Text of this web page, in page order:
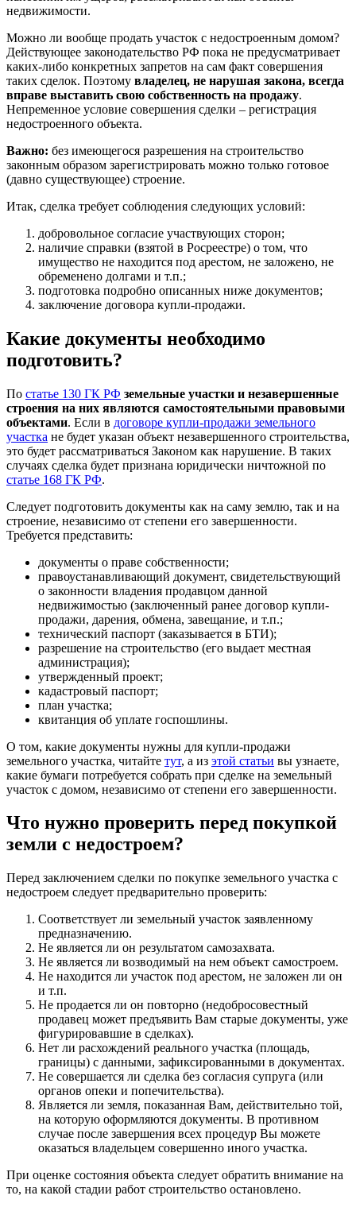
недвижимости.
Можно ли вообще продать участок с недостроенным домом?
Действующее законодательство РФ пока не предусматривает
каких-либо конкретных запретов на сам факт совершения
таких сделок. Поэтому владелец, не нарушая закона, всегда
вправе выставить свою собственность на продажу.
Непременное условие совершения сделки – регистрация
недостроенного объекта.
Важно: без имеющегося разрешения на строительство
законным образом зарегистрировать можно только готовое
(давно существующее) строение.
Итак, сделка требует соблюдения следующих условий:
добровольное согласие участвующих сторон;
наличие справки (взятой в Росреестре) о том, что
имущество не находится под арестом, не заложено, не
обременено долгами и т.п.;
подготовка подробно описанных ниже документов;
заключение договора купли-продажи.
Какие документы необходимо
подготовить?
По статье 130 ГК РФ земельные участки и незавершенные
строения на них являются самостоятельными правовыми
объектами. Если в договоре купли-продажи земельного
участка не будет указан объект незавершенного строительства,
это будет рассматриваться Законом как нарушение. В таких
случаях сделка будет признана юридически ничтожной по
статье 168 ГК РФ.
Следует подготовить документы как на саму землю, так и на
строение, независимо от степени его завершенности.
Требуется представить:
документы о праве собственности;
правоустанавливающий документ, свидетельствующий
о законности владения продавцом данной
недвижимостью (заключенный ранее договор купли-
продажи, дарения, обмена, завещание, и т.п.;
технический паспорт (заказывается в БТИ);
разрешение на строительство (его выдает местная
администрация);
утвержденный проект;
кадастровый паспорт;
план участка;
квитанция об уплате госпошлины.
О том, какие документы нужны для купли-продажи
земельного участка, читайте тут, а из этой статьи вы узнаете,
какие бумаги потребуется собрать при сделке на земельный
участок с домом, независимо от степени его завершенности.
Что нужно проверить перед покупкой
земли с недостроем?
Перед заключением сделки по покупке земельного участка с
недостроем следует предварительно проверить:
Соответствует ли земельный участок заявленному
предназначению.
Не является ли он результатом самозахвата.
Не является ли возводимый на нем объект самостроем.
Не находится ли участок под арестом, не заложен ли он
и т.п.
Не продается ли он повторно (недобросовестный
продавец может предъявить Вам старые документы, уже
фигурировавшие в сделках).
Нет ли расхождений реального участка (площадь,
границы) с данными, зафиксированными в документах.
Не совершается ли сделка без согласия супруга (или
органов опеки и попечительства).
Является ли земля, показанная Вам, действительно той,
на которую оформляются документы. В противном
случае после завершения всех процедур Вы можете
оказаться владельцем совершенно иного участка.
При оценке состояния объекта следует обратить внимание на
то, на какой стадии работ строительство остановлено.